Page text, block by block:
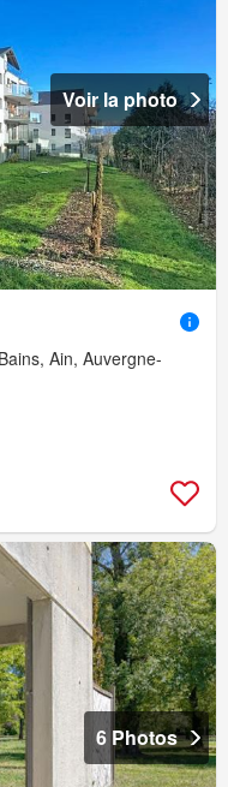
Voir la photo
Ain, Auvergne-
6 Photos